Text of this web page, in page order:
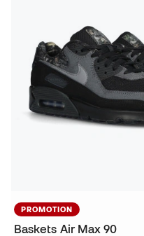
PROMOTION
Baskets Air Max 90